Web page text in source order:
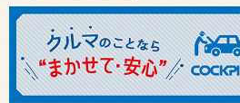
平日 9:30～19:00 日・祝日 9:30～18:00 / 定休日：